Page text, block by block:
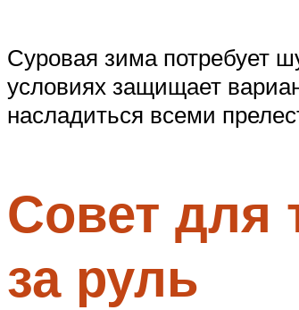
Суровая зима потребует
условиях защищает
насладиться всеми
Совет для
за руль